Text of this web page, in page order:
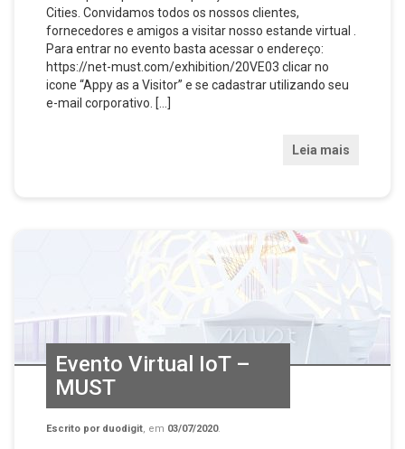
Cities. Convidamos todos os nossos clientes,
fornecedores e amigos a visitar nosso estande virtual .
Para entrar no evento basta acessar o endereço:
https://net-must.com/exhibition/20VE03 clicar no
icone “Appy as a Visitor” e se cadastrar utilizando seu
e-mail corporativo. […]
Leia mais
Evento Virtual IoT –
MUST
Escrito por duodigit, em 03/07/2020.